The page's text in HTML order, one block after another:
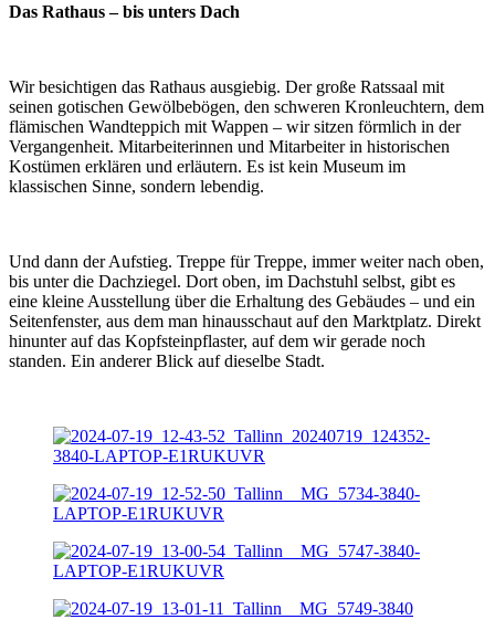
Das Rathaus – bis unters Dach
Wir besichtigen das Rathaus ausgiebig. Der große Ratssaal mit
seinen gotischen Gewölbebögen, den schweren Kronleuchtern, dem
flämischen Wandteppich mit Wappen – wir sitzen förmlich in der
Vergangenheit. Mitarbeiterinnen und Mitarbeiter in historischen
Kostümen erklären und erläutern. Es ist kein Museum im
klassischen Sinne, sondern lebendig.
Und dann der Aufstieg. Treppe für Treppe, immer weiter nach oben,
bis unter die Dachziegel. Dort oben, im Dachstuhl selbst, gibt es
eine kleine Ausstellung über die Erhaltung des Gebäudes – und ein
Seitenfenster, aus dem man hinausschaut auf den Marktplatz. Direkt
hinunter auf das Kopfsteinpflaster, auf dem wir gerade noch
standen. Ein anderer Blick auf dieselbe Stadt.